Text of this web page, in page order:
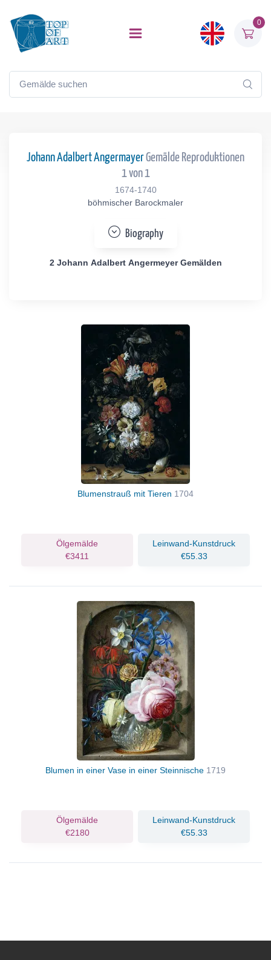
0
Johann Adalbert AngermayerGemälde Reproduktionen
1 von 1
1674-1740
böhmischer Barockmaler
Biography
2 Johann Adalbert Angermeyer Gemälden
Blumenstrauß mit Tieren 1704
Ölgemälde
€3411
Leinwand-Kunstdruck
€55.33
Blumen in einer Vase in einer Steinnische 1719
Ölgemälde
€2180
Leinwand-Kunstdruck
€55.33